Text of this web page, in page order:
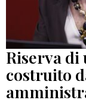
Riserva
costruito